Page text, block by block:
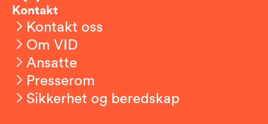
Kontakt
Kontakt oss
Om VID
Ansatte
Presserom
Sikkerhet og beredskap